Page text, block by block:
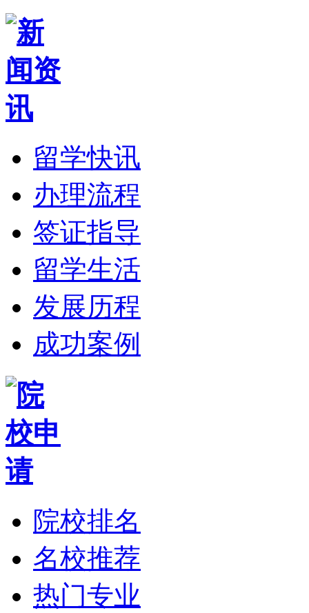
留学快讯
办理流程
签证指导
留学生活
发展历程
成功案例
院校排名
名校推荐
热门专业